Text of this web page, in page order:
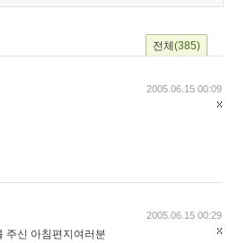
전체 (385)
2005.06.15 00:09
주신 아침편지여러분
2005.06.15 00:29